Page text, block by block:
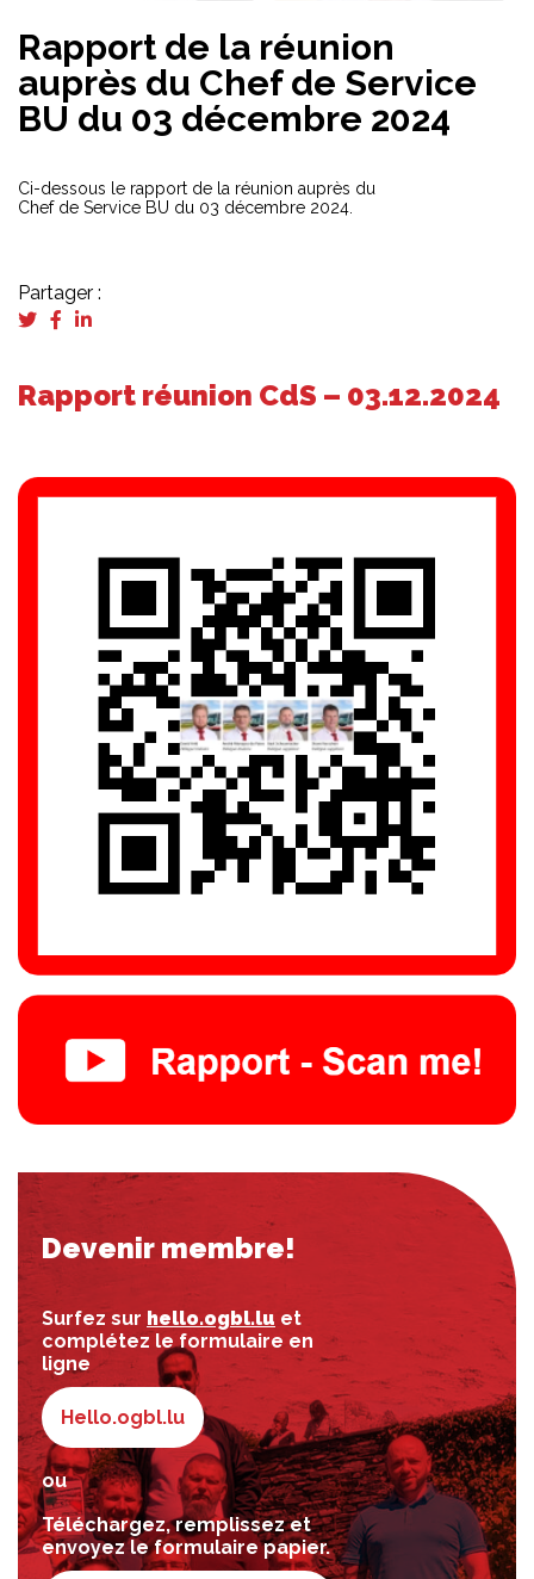
Rapport de la réunion
auprès du Chef de Service
BU du 03 décembre 2024
Ci-dessous le rapport de la réunion auprès du
Chef de Service BU du 03 décembre 2024.
Partager :
Rapport réunion CdS – 03.12.2024
Devenir membre!
Surfez sur hello.ogbl.lu et
complétez le formulaire en
ligne
Hello.ogbl.lu
ou
Téléchargez, remplissez et
envoyez le formulaire papier.